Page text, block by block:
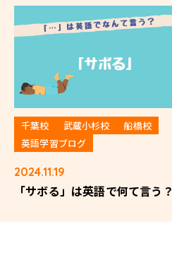
千葉校 武蔵小杉校
船橋校
英語学習ブログ
2024.11.19
「サボる」は英語で何て言う？